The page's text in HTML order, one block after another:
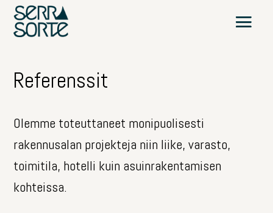
Referenssit
Olemme toteuttaneet monipuolisesti
rakennusalan projekteja niin liike, varasto,
toimitila, hotelli kuin asuinrakentamisen
kohteissa.